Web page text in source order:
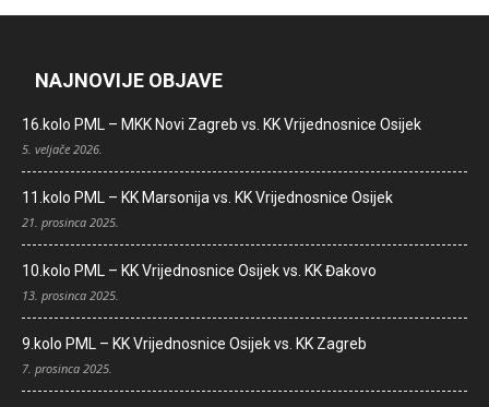
NAJNOVIJE OBJAVE
16.kolo PML – MKK Novi Zagreb vs. KK Vrijednosnice Osijek
5. veljače 2026.
11.kolo PML – KK Marsonija vs. KK Vrijednosnice Osijek
21. prosinca 2025.
10.kolo PML – KK Vrijednosnice Osijek vs. KK Đakovo
13. prosinca 2025.
9.kolo PML – KK Vrijednosnice Osijek vs. KK Zagreb
7. prosinca 2025.